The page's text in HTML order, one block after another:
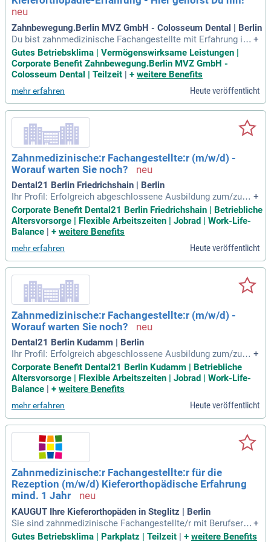
Zahnbewegung.Berlin MVZ GmbH - Colosseum Dental | Berlin
Du bist zahnmedizinische Fachangestellte mit Erfahrung in
der Kieferorthopädie? Dann ist unsere Praxis der perfekte Ar
beitsplatz für dich! Wir bieten eine attraktive 4-Tage-Woche,
vermögenswirksame Leistungen und regelmäßige Fortbildu
euen und Röntgenbilder erstellen. Außerdem erwartet dich e
in engagiertes Team, tolle Ausflüge und eine gute Anbindun
g an öffentliche Verkehrsmittel. Werde Teil unseres Teams
und erlebe Spaß bei der Arbeit und spannende Aufgaben in d
er Kieferorthopädie!
+
Gutes Betriebsklima | Vermögenswirksame Leistungen |
Corporate Benefit Zahnbewegung.Berlin MVZ GmbH -
Colosseum Dental | Teilzeit | + weitere Benefits
mehr erfahren Heute veröffentlicht
Zahnmedizinische:r Fachangestellte:r (m/w/d) -
Worauf warten Sie noch?
Dental21 Berlin Friedrichshain | Berlin
Ihr Profil: Erfolgreich abgeschlossene Ausbildung zum/zur Z
ahnmedizinischen Fachangestellten; ZFA; Gute EDV-Kenntni
sse; Idealerweise erste Berufserfahrung; Kommunikationsst
ärke sowie freundliches und empathisches Auftreten; Sorgf
+
Corporate Benefit Dental21 Berlin Friedrichshain | Betriebliche
Altersvorsorge | Flexible Arbeitszeiten | Jobrad | Work-Life-
Balance | + weitere Benefits
mehr erfahren Heute veröffentlicht
Zahnmedizinische:r Fachangestellte:r (m/w/d) -
Worauf warten Sie noch?
Dental21 Berlin Kudamm | Berlin
Ihr Profil: Erfolgreich abgeschlossene Ausbildung zum/zur Z
ahnmedizinischen Fachangestellten; ZFA; Gute EDV-Kenntni
sse; Idealerweise erste Berufserfahrung; Kommunikationsst
ärke sowie freundliches und empathisches Auftreten; Sorgf
+
Corporate Benefit Dental21 Berlin Kudamm | Betriebliche
Altersvorsorge | Flexible Arbeitszeiten | Jobrad | Work-Life-
Balance
+ weitere Benefits
mehr erfahren Heute veröffentlicht
Zahnmedizinische:r Fachangestellte:r für die
Rezeption (m/w/d) Kieferorthopädische Erfahrung
mind. 1 Jahr
KAUGUT Ihre Kieferorthopäden in Steglitz | Berlin
Sie sind zahnmedizinische Fachangestellte/r mit Berufserfa
hrung und Leidenschaft für den Umgang mit Menschen? Dan
+
Gutes Betriebsklima | Parkplatz | Teilzeit | + weitere Benefits